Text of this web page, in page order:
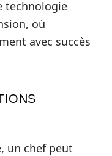
technologie
où
avec succès
un chef peut